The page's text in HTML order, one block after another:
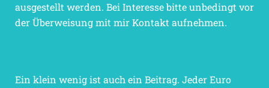
ausgestellt werden. Bei Interesse bitte unbedingt vor
der Überweisung mit mir Kontakt aufnehmen.
Ein klein wenig ist auch ein Beitrag. Jeder Euro